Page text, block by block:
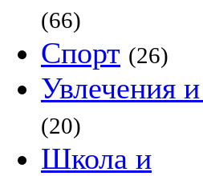
(66)
Спорт (26)
Увлечения
(20)
Школа и